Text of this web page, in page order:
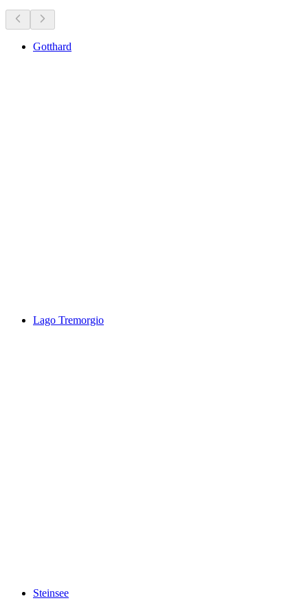
Gotthard
Lago Tremorgio
Steinsee